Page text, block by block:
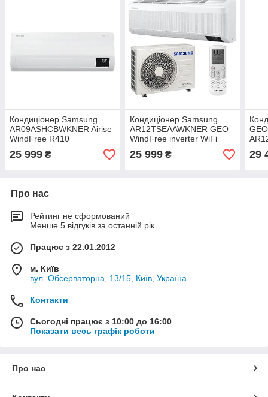
Кондиціонер Samsung
AR09ASHCBWKNER Airise
WindFree R410
25 999 ₴
Кондиціонер Samsung
AR12TSEAAWKNER GEO
WindFree inverter WiFi
25 999₴
R32
29
Про нас
Рейтинг не сформований
Менше 5 відгуків за останній рік
Працює з 22.01.2012
м. Київ
вул. Обсерваторна, 13/15, Київ, Україна
Контакти
Сьогодні працює з 10:00 до 16:00
Показати весь графік роботи
Про нас